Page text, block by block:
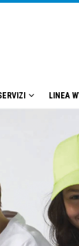
LINEA